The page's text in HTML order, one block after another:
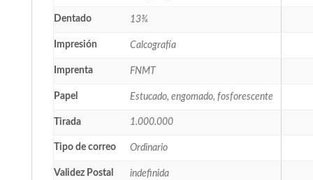
Dentado 13¾
Impresión Calcografía
Imprenta FNMT
Papel Estucado, engomado, fosforescente
Tirada 1.000.000
Tipo de correo Ordinario
Validez Postal indefinida